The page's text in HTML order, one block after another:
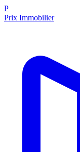
P
Prix Immobilier